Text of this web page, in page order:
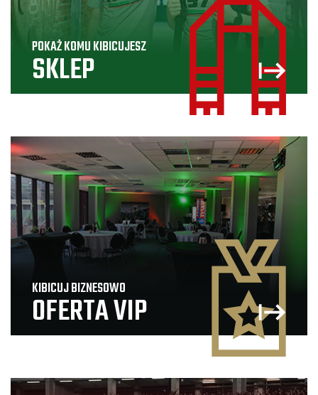
POKAŻ KOMU KIBICUJESZ
SKLEP
KIBICUJ BIZNESOWO
OFERTA VIP